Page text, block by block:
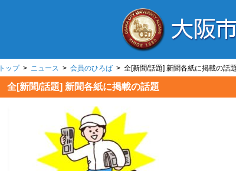
トップ> ニュース > 会員のひろば > 全[新聞/話題] 新聞各
全[新聞/話題] 新聞各紙に掲載の